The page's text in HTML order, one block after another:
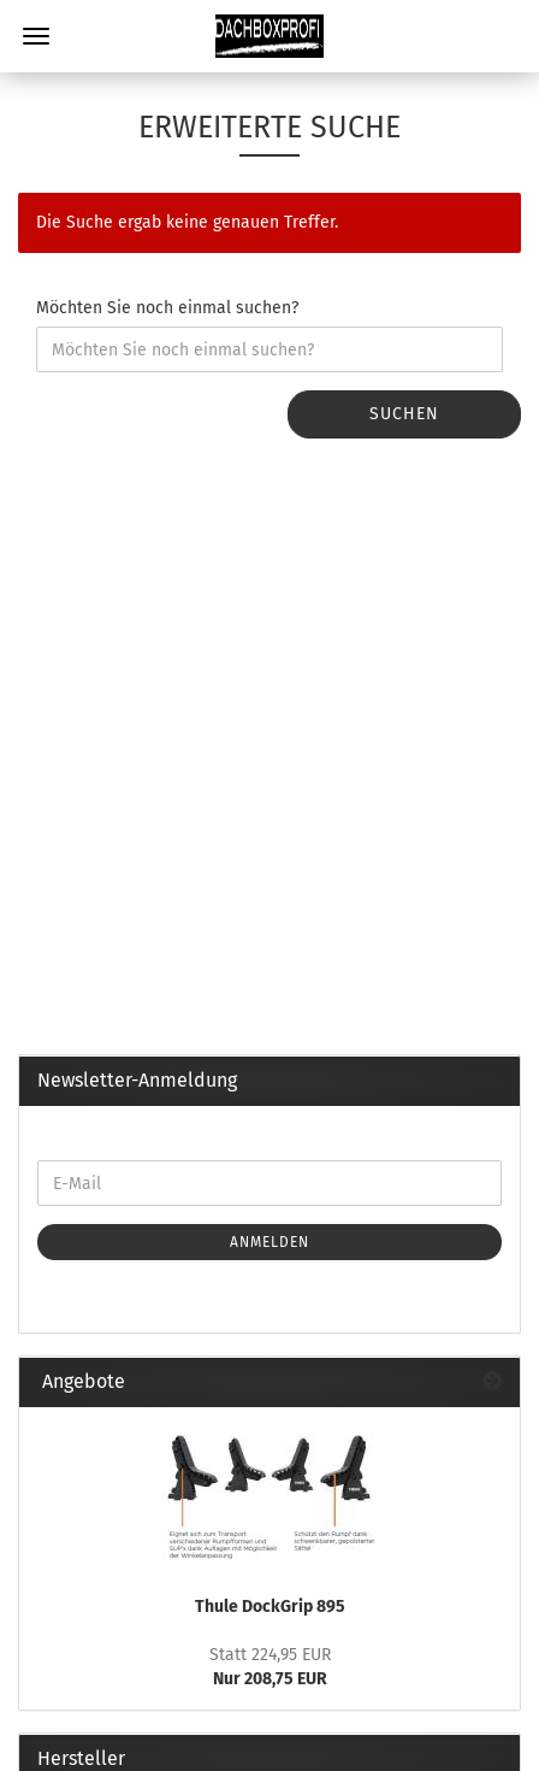
ERWEITERTE SUCHE
Die Suche ergab keine genauen Treffer.
Möchten Sie noch einmal suchen?
SUCHEN
Newsletter-Anmeldung
ANMELDEN
Angebote
Thule DockGrip 895
Statt 224,95 EUR
Nur 208,75 EUR
Hersteller